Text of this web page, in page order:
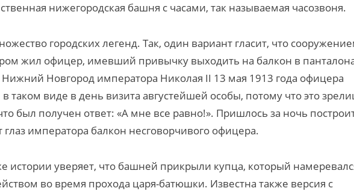
нижегородская башня с часами, так называемая часозвоня.
городских легенд. Так, один вариант гласит, что
жил офицер, имевший привычку выходить на балкон в
Новгород императора Николая II 13 мая 1913 года офицера
таком виде в день визита августейшей особы, потому что это
был получен ответ: «А мне все равно!». Пришлось за ночь
императора балкон несговорчивого офицера.
истории уверяет, что башней прикрыли купца, который
во время прохода царя-батюшки. Известна также версия с